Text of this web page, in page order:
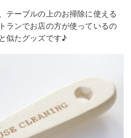
テーブルの上のお掃除に使える
ランでお店の方が使っているの
似たグッズです♪